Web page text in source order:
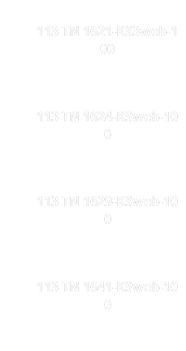
113 TN 1621-KS3web-1
00
113 TN 1624-KSweb-10
0
113 TN 1629-KSweb-10
0
113 TN 1641-KSweb-10
0